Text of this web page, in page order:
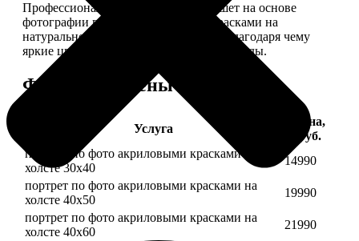
Профессиональный художник напишет на основе
фотографии портрет акриловыми красками на
натуральном холсте. Покроет лаком, благодаря чему
яркие цвета будут радовать вас долгие годы.
Форматы и цены
Услуга
Цена,
руб.
портрет по фото акриловыми красками на
холсте 30х40
14990
портрет по фото акриловыми красками на
холсте 40х50
19990
портрет по фото акриловыми красками на
холсте 40х60
21990